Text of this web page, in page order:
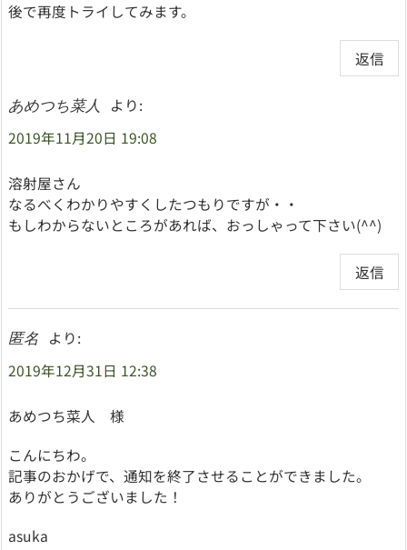
後で再度トライしてみます。
返信
あめつち菜人
より:
2019年11月20日 19:08
溶射屋さん
なるべくわかりやすくしたつもりですが・・
もしわからないところがあれば、おっしゃって下さい(^^)
返信
匿名
より:
2019年12月31日 12:38
あめつち菜人 様
こんにちわ。
記事のおかげで、通知を終了させることができました。
ありがとうございました！
asuka